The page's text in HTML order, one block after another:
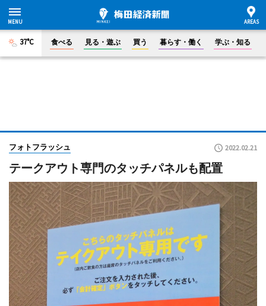
37°C 食べる 見る・遊ぶ 買う 暮らす・働く 学ぶ・知る
フォトフラッシュ 2022.02.21
テークアウト専門のタッチパネルも配置